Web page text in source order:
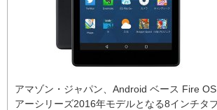
アマゾン・ジャパン、Android ベース Fire
アーシリーズ2016年モデルとなる8インチタ